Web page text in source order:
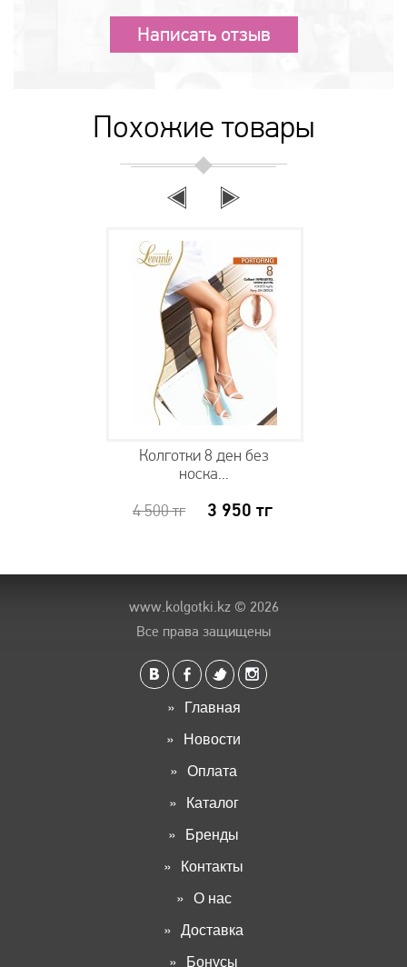
Написать отзыв
Похожие товары
Колготки 8 ден без
носка...
4 500тг 3 950 тг
www.kolgotki.kz© 2026
Все права защищены
Главная
Новости
Оплата
Каталог
Бренды
Контакты
О нас
Доставка
Бонусы